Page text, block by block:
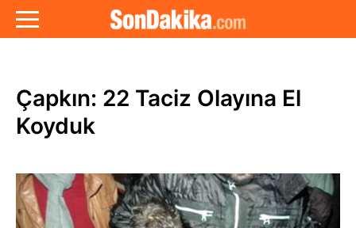
Çapkın: 22 Taciz Olayına El
Koyduk